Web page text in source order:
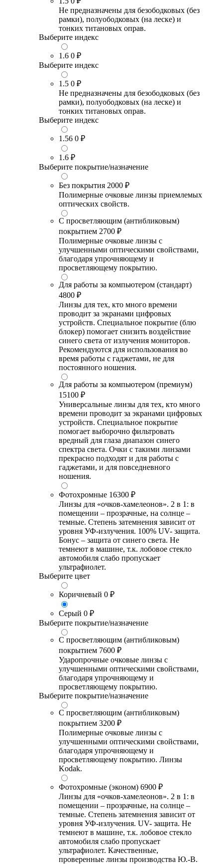
Не предназначены для безободковых (без
рамки), полуободковых (на леске) и
тонких титановых оправ.
Выберите индекс
1.6 0 ₽
Выберите индекс
1.5 0 ₽
Не предназначены для безободковых (без
рамки), полуободковых (на леске) и
тонких титановых оправ.
Выберите индекс
1.56 0 ₽
1.6 ₽
Выберите покрытие/назначение
Без покрытия 2000 ₽
Полимерные очковые линзы приемлемых
оптических свойств.
С просветляющим (антибликовым)
покрытием 2700 ₽
Полимерные очковые линзы с
улучшенными оптическими свойствами,
благодаря упрочняющему и
просветляющему покрытию.
Для работы за компьютером (стандарт)
4800 ₽
Линзы для тех, кто много времени
проводит за экранами цифровых
устройств. Специальное покрытие (блю
блокер) помогает снизить воздействие
синего света от излучения мониторов.
Рекомендуются для использования во
время работы с гаджетами, не для
постоянного ношения.
Для работы за компьютером (премиум)
15100 ₽
Универсальные линзы для тех, кто много
времени проводит за экранами цифровых
устройств. Специальное покрытие
помогает выборочно фильтровать
вредный для глаза диапазон синего
спектра света. Очки с такими линзами
прекрасно подходят и для работы с
гаджетами, и для повседневного
ношения.
Фотохромные 16300 ₽
Линзы для «очков-хамелеонов». 2 в 1: в
помещении – прозрачные, на солнце –
темные. Степень затемнения зависит от
уровня УФ-излучения. 100% UV- защита.
Бонус – защита от синего света. Не
темнеют в машине, т.к. лобовое стекло
автомобиля слабо пропускает
ультрафиолет.
Выберите цвет
Коричневый 0 ₽
Серый 0 ₽
Выберите покрытие/назначение
С просветляющим (антибликовым)
покрытием 7600 ₽
Ударопрочные очковые линзы с
улучшенными оптическими свойствами,
благодаря упрочняющему и
просветляющему покрытию.
Выберите покрытие/назначение
С просветляющим (антибликовым)
покрытием 3200 ₽
Полимерные очковые линзы с
улучшенными оптическими свойствами,
благодаря упрочняющему и
просветляющему покрытию. Линзы
Kodak.
Фотохромные (эконом) 6900 ₽
Линзы для «очков-хамелеонов». 2 в 1: в
помещении – прозрачные, на солнце –
темные. Степень затемнения зависит от
уровня УФ-излучения. UV- защита. Не
темнеют в машине, т.к. лобовое стекло
автомобиля слабо пропускает
ультрафиолет. Качественные,
проверенные линзы производства Ю.-В.